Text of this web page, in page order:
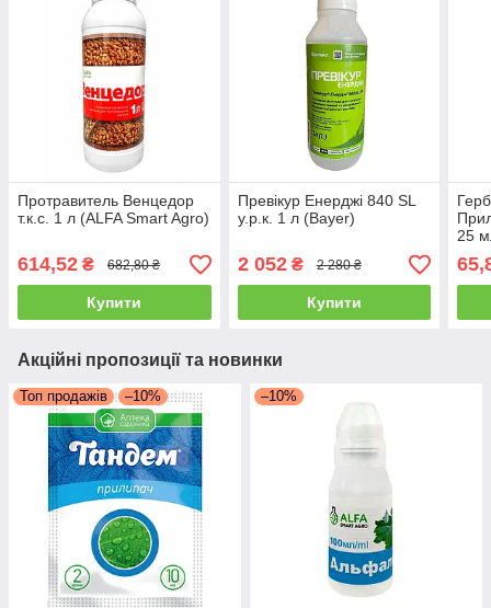
Протравитель Венцедор
т.к.с. 1 л (ALFA Smart Agro)
614,52 ₴ 682,80 ₴
Купити
Превікур Енерджі 840 SL
у.р.к. 1 л (Bayer)
2 052₴ 2 280 ₴
Купити
25
Акційні пропозиції та новинки
Топ продажів –10% –10%